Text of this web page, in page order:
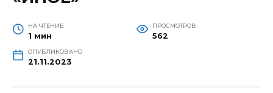
НА ЧТЕНИЕ
1 мин
ПРОСМОТРОВ
562
ОПУБЛИКОВАНО
21.11.2023